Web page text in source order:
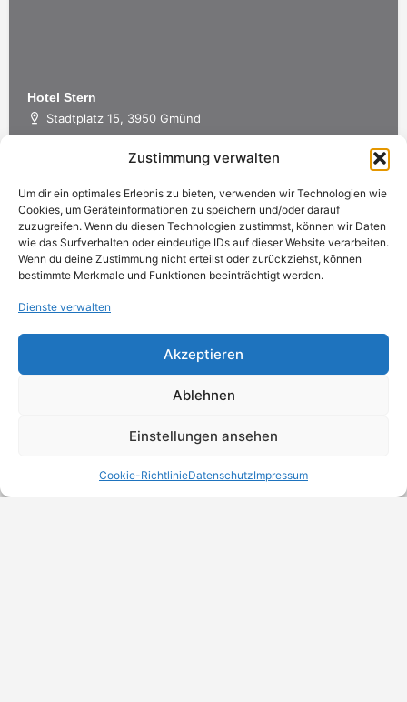
Zustimmung verwalten
Um dir ein optimales Erlebnis zu bieten, verwenden wir Technologien wie
Cookies, um Geräteinformationen zu speichern und/oder darauf
zuzugreifen. Wenn du diesen Technologien zustimmst, können wir Daten
wie das Surfverhalten oder eindeutige IDs auf dieser Website verarbeiten.
Wenn du deine Zustimmung nicht erteilst oder zurückziehst, können
bestimmte Merkmale und Funktionen beeinträchtigt werden.
Dienste verwalten
Akzeptieren
Ablehnen
Einstellungen ansehen
Cookie-RichtlinieDatenschutzImpressum
Hotel Stern
Stadtplatz 15, 3950 Gmünd